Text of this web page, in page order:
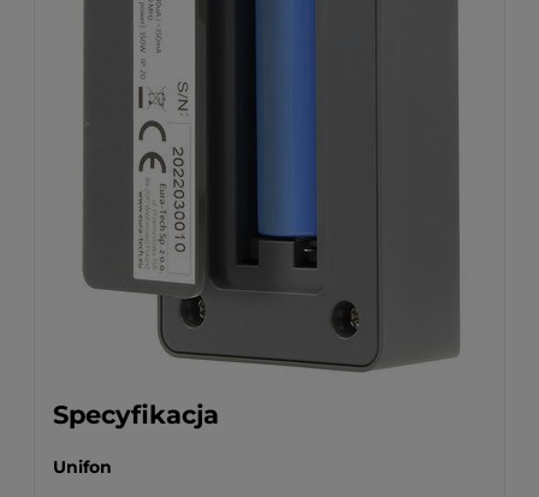
Specyfikacja
Unifon